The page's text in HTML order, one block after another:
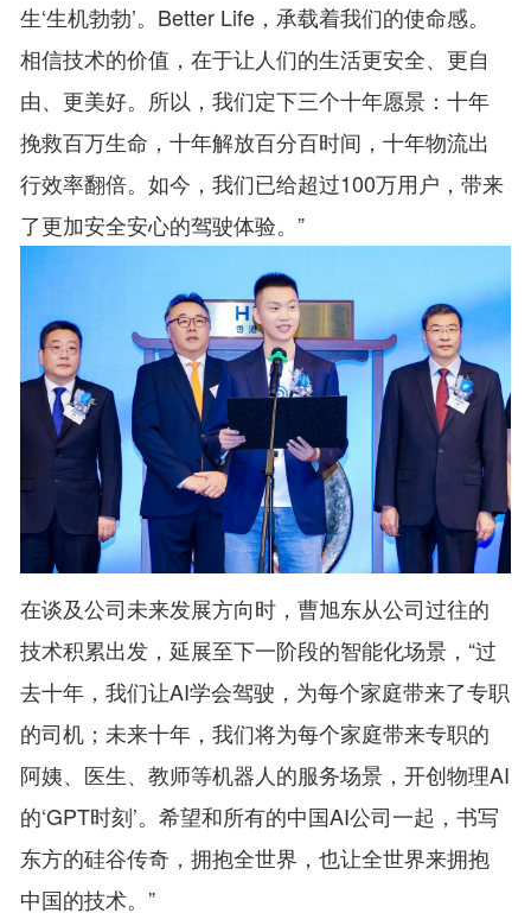
生‘生机勃勃’。Better Life，承载着我们的使命感。
相信技术的价值，在于让人们的生活更安全、更自
由、更美好。所以，我们定下三个十年愿景：十年
挽救百万生命，十年解放百分百时间，十年物流出
行效率翻倍。如今，我们已给超过100万用户，带来
了更加安全安心的驾驶体验。”
在谈及公司未来发展方向时，曹旭东从公司过往的
技术积累出发，延展至下一阶段的智能化场景，“过
去十年，我们让AI学会驾驶，为每个家庭带来了专职
的司机；未来十年，我们将为每个家庭带来专职的
阿姨、医生、教师等机器人的服务场景，开创物理AI
的‘GPT时刻’。希望和所有的中国AI公司一起，书写
东方的硅谷传奇，拥抱全世界，也让全世界来拥抱
中国的技术。”